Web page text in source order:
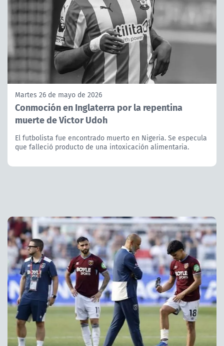
Martes 26 de mayo de 2026
Conmoción en Inglaterra por la repentina
muerte de Victor Udoh
El futbolista fue encontrado muerto en Nigeria. Se especula
que falleció producto de una intoxicación alimentaria.